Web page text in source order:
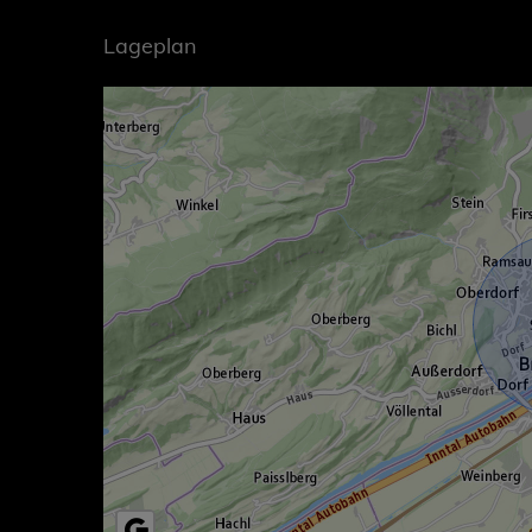
Lageplan